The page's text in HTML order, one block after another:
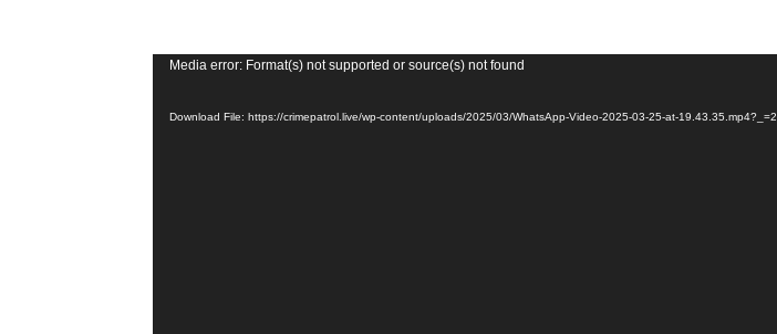
Media error: Format(s) not supported or source(s) not found
Download File: https://crimepatrol.live/wp-content/uploads/2025/03/WhatsApp-Video-2025-03-25-at-19.43.35.mp4?_=2